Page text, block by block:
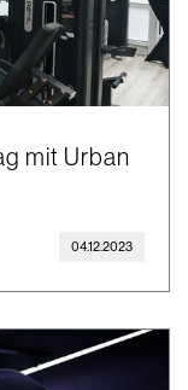
mit Urban
04.12.2023